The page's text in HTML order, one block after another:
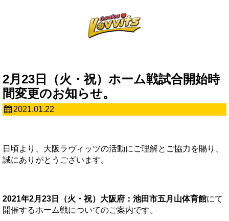
2月23日（火・祝）ホーム戦試合開始時
間変更のお知らせ。
2021.01.22
日頃より、大阪ラヴィッツの活動にご理解とご協力を賜り、
誠にありがとうございます。
2021年2月23日（火・祝）大阪府：池田市五月山体育館にて
開催するホーム戦についてのご案内です。